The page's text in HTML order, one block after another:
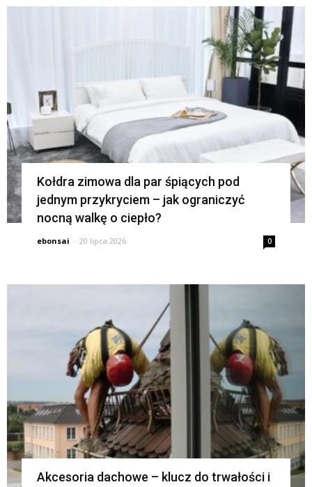
Kołdra zimowa dla par śpiących pod
jednym przykryciem – jak ograniczyć
nocną walkę o ciepło?
ebonsai - 20 lipca 2026 0
Akcesoria dachowe – klucz do trwałości i